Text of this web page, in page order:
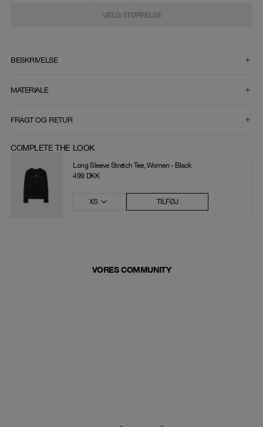
VÆLG STØRRELSE
BESKRIVELSE
MATERIALE
FRAGT OG RETUR
COMPLETE THE LOOK
Long Sleeve Stretch Tee, Women - Black
499 DKK
XS TILFØJ
VORES COMMUNITY